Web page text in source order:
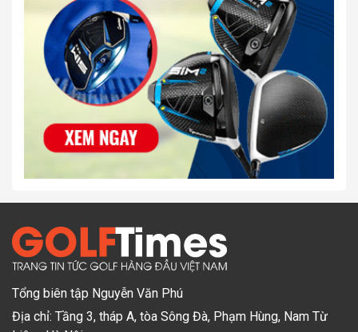
Tổng biên tập Nguyễn Văn Phú
Địa chỉ: Tầng 3, tháp A, tòa Sông Đà, Phạm Hùng, Nam Từ